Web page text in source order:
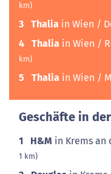
km)
3 Thalia in Wien /
4 Thalia in Wien /
km)
5 Thalia in Wien /
Geschäfte in
1 H&M in Krems an
1 km)